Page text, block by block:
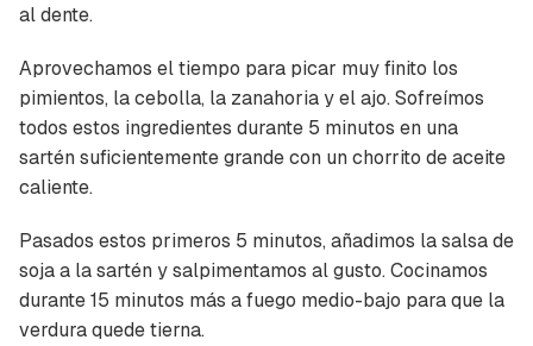
al dente.
Aprovechamos el tiempo para picar muy finito los
pimientos, la cebolla, la zanahoria y el ajo. Sofreímos
todos estos ingredientes durante 5 minutos en una
sartén suficientemente grande con un chorrito de aceite
caliente.
Pasados estos primeros 5 minutos, añadimos la salsa de
soja a la sartén y salpimentamos al gusto. Cocinamos
durante 15 minutos más a fuego medio-bajo para que la
verdura quede tierna.